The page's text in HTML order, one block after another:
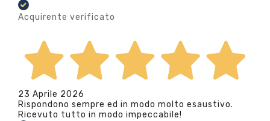
Acquirente verificato
23 Aprile 2026
Rispondono sempre ed in modo molto esaustivo.
Ricevuto tutto in modo impeccabile!